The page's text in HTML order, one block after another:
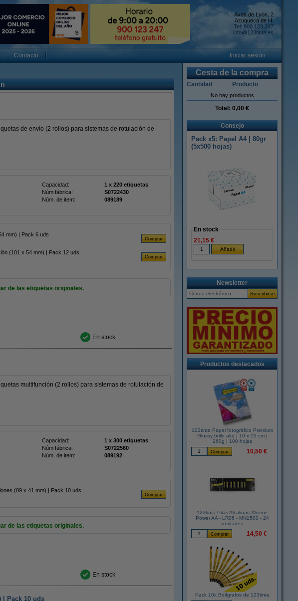
Avda de Lyon, 2
Azuqueca de H.
Tel: 900 123 247
info@123tinta.es
Contacto Iniciar sesión
de envío (2 rollos) para sistemas de rotulación de
Capacidad:
1 x 220 etiquetas
Núm fábrica:
S0722430
Núm. de item:
089189
mm) | Pack 6 uds
(101 x 54 mm) | Pack 12 uds
de las etiquetas originales.
En stock
multifunción (2 rollos) para sistemas de rotulación de
Capacidad:
1 x 300 etiquetas
Núm fábrica:
S0722560
Núm. de item:
089192
(89 x 41 mm) | Pack 10 uds
de las etiquetas originales.
En stock
| Pack 10 uds
Cesta de la compra
Cantidad Producto
No hay productos
Total: 0,00 €
Consejo
Pack x5: Papel A4 | 80gr
(5x500 hojas)
En stock
21,15 €
Newsletter
Productos destacados
123tinta Papel fotográfico Premium
Glossy brillo alto | 10 x 15 cm |
260g | 100 hojas
10,50 €
123tinta Pilas Alcalinas Xtreme
Power AA - LR06 - MN1500 - 24
unidades
14,50 €
Pack 10x Bolígrafos de 123tinta